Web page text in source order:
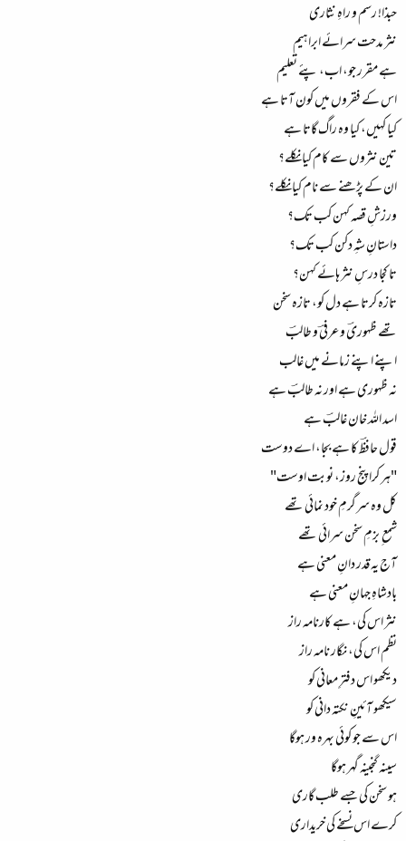
حبذا! رسم و راہِ نثاری
نثر مدحت سرائے ابراہیم
ہے مقرر جو، اب، پئے تعلیم
اس کے فقروں میں کون آتا ہے
کیا کہیں، کیا وہ راگ گاتا ہے
تین نثروں سے کام کیا نکلے؟
ان کے پڑھنے سے نام کیا نکلے؟
ورزشِ قصہ کہن کب تک؟
داستانِ شہِ دکن کب تک؟
تا کجا درسِ نثر ہائے کہن؟
تازہ کرتا ہے دل کو، تازہ سخن
تھے ظہوریؔ و عرفیؔ و طالبؔ
اپنے اپنے زمانے میں غالب
نہ ظہوری ہے اور نہ طالبؔ ہے
اسد اللہ خان غالبؔ ہے
قول حافظؔ کا ہے بجا، اے دوست
"ہر کرا پنج روز، نوبت اوست"
کل وہ سرگرمِ خود نمائی تھے
شمع ِ بزمِ سخن سرائی تھے
آج یہ قدر دانِ معنی ہے
بادشاہِ جہانِ معنی ہے
نثر اس کی، ہے کارنامہ راز
نظم اس کی، نگار نامہ راز
دیکھو اس دفترِ معانی کو
سیکھو آئینِ نکتہ دانی کو
اس سے جو کوئی بہرہ ور ہوگا
سینہ گنجینہ گہر ہوگا
ہو سخن کی جسے طلب گاری
کرے اس نسخے کی خریداری